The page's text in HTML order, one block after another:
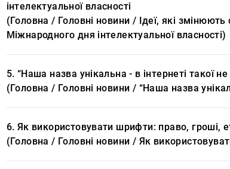
інтелектуальної власності
(Головна / Головні новини / Ідеї, які
Міжнародного дня інтелектуальної власності)
5. “Наша назва унікальна - в інтернеті такої
(Головна / Головні новини / “Наша назва
6. Як використовувати шрифти: право, гроші,
(Головна / Головні новини / Як